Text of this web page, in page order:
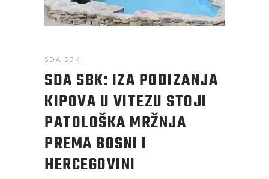
SDA SBK
SDA SBK: IZA PODIZANJA
KIPOVA U VITEZU STOJI
PATOLOŠKA MRŽNJA
PREMA BOSNI I
HERCEGOVINI